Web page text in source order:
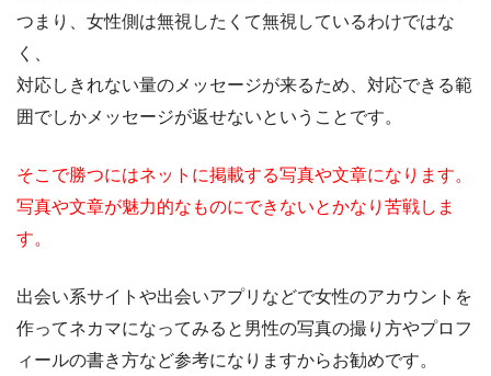
つまり、女性側は無視したくて無視しているわけではな
く、
対応しきれない量のメッセージが来るため、対応できる範
囲でしかメッセージが返せないということです。
そこで勝つにはネットに掲載する写真や文章になります。
写真や文章が魅力的なものにできないとかなり苦戦しま
す。
出会い系サイトや出会いアプリなどで女性のアカウントを
作ってネカマになってみると男性の写真の撮り方やプロフ
ィールの書き方など参考になりますからお勧めです。